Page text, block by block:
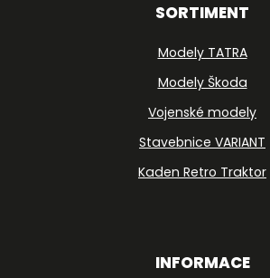
SORTIMENT
Modely TATRA
Modely Škoda
Vojenské modely
Stavebnice VARIANT
Kaden Retro Traktor
INFORMACE